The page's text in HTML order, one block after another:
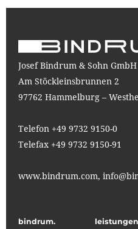
Josef Bindrum & Sohn GmbH
Am Stöckleinsbrunnen 2
97762 Hammelburg –
Telefon +49 9732 9150-0
Telefax +49 9732 9150-91
www.bindrum.com,
bindrum.